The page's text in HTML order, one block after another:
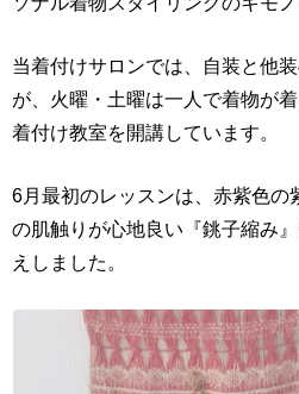
当着付けサロンでは、自装と他
が、火曜・土曜は一人で着物が
着付け教室を開講しています。
6月最初のレッスンは、赤紫色の
の肌触りが心地良い『銚子縮み
えしました。